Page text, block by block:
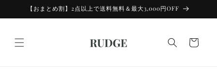
コンテン【おまとめ割】2点以上で送料無料＆最大3,000円OFF
ー